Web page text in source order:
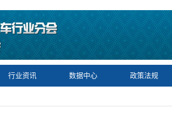
行业资讯 数据中心 政策法规